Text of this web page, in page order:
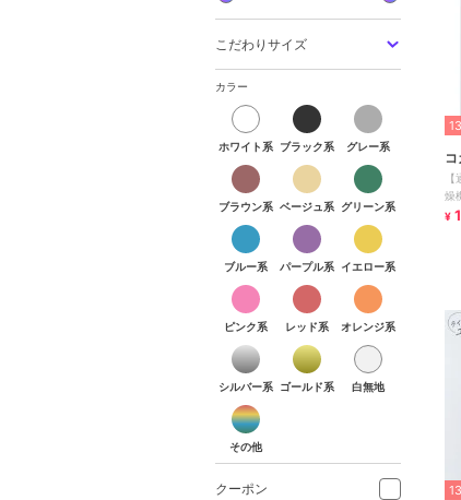
こだわりサイズ
カラー
ホワイト系
ホワイト系
ブラック系
ブラック系
グレー系
グレー系
ブラウン系
ブラウン系
ベージュ系
ベージュ系
グリーン系
グリーン系
ブルー系
ブルー系
パープル系
パープル系
イエロー系
イエロー系
ピンク系
ピンク系
レッド系
レッド系
オレンジ系
オレンジ系
シルバー系
シルバー系
ゴールド系
ゴールド系
白無地
白無地
その他
その他
クーポン
コ
燥
ッ
¥